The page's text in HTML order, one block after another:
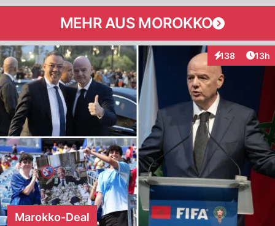
MEHR AUS MOROKKO
138
Interaktionen
13h
Marokko-Deal